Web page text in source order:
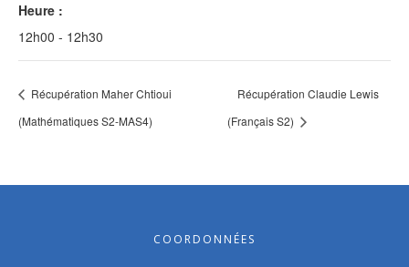
Heure :
12h00 - 12h30
Récupération Maher Chtioui
(Mathématiques S2-MAS4)
Récupération Claudie Lewis
(Français S2)
COORDONNÉES